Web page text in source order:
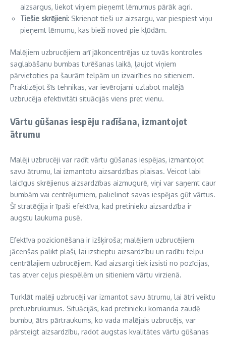
aizsargus, liekot viņiem pieņemt lēmumus pārāk agri.
Tiešie skrējieni: Skrienot tieši uz aizsargu, var piespiest viņu
pieņemt lēmumu, kas bieži noved pie kļūdām.
Malējiem uzbrucējiem arī jākoncentrējas uz tuvās kontroles
saglabāšanu bumbas turēšanas laikā, ļaujot viņiem
pārvietoties pa šaurām telpām un izvairīties no sitieniem.
Praktizējot šīs tehnikas, var ievērojami uzlabot malējā
uzbrucēja efektivitāti situācijās viens pret vienu.
Vārtu gūšanas iespēju radīšana, izmantojot
ātrumu
Malēji uzbrucēji var radīt vārtu gūšanas iespējas, izmantojot
savu ātrumu, lai izmantotu aizsardzības plaisas. Veicot labi
laicīgus skrējienus aizsardzības aizmugurē, viņi var saņemt caur
bumbām vai centrējumiem, palielinot savas iespējas gūt vārtus.
Šī stratēģija ir īpaši efektīva, kad pretinieku aizsardzība ir
augstu laukuma pusē.
Efektīva pozicionēšana ir izšķiroša; malējiem uzbrucējiem
jācenšas palikt plaši, lai izstieptu aizsardzību un radītu telpu
centrālajiem uzbrucējiem. Kad aizsargi tiek izsisti no pozīcijas,
tas atver ceļus piespēlēm un sitieniem vārtu virzienā.
Turklāt malēji uzbrucēji var izmantot savu ātrumu, lai ātri veiktu
pretuzbrukumus. Situācijās, kad pretinieku komanda zaudē
bumbu, ātrs pārtraukums, ko vada malējais uzbrucējs, var
pārsteigt aizsardzību, radot augstas kvalitātes vārtu gūšanas